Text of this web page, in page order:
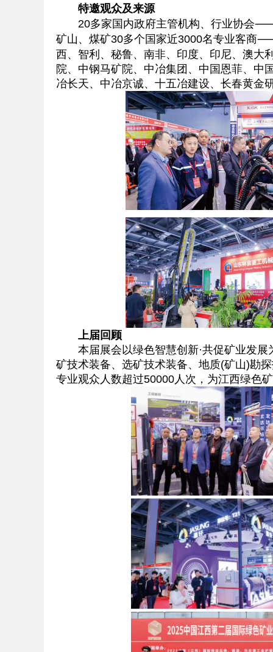
特邀观众及来源
20多家国内政府主管机构、行业协会⸺分
矿山、煤矿30多个国家近3000名专业客商
西、智利、秘鲁、南非、印度、印尼、澳
院、中钢马矿院、中冶集团、中国恩菲、中
冶长天、中冶京诚、十五冶建设、长春黄金
上届回顾
本届展会以绿色智慧创新·共促矿业发展
矿技术装备、选矿技术装备、地质(矿山)勘
专业观众人数超过50000人次，为江西绿色